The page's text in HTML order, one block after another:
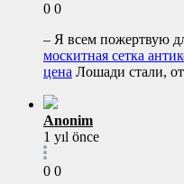
0 0
– Я всем пожертвую
москитная сетка
цена Лошади стали,
Anonim
1 yıl önce
0 0